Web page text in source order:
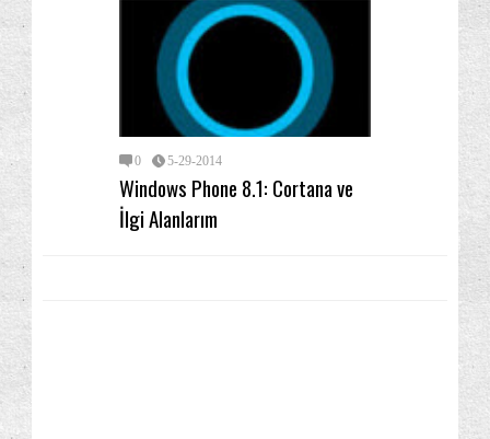
0 5-29-2014
Windows Phone 8.1: Cortana ve
İlgi Alanlarım